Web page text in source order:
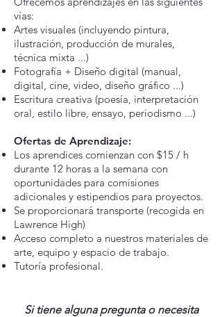
vías:
Artes visuales (incluyendo pintura,
ilustración, producción de murales,
técnica mixta ...)
Fotografía + Diseño digital (manual,
digital, cine, video, diseño gráfico ...)
Escritura creativa (poesía, interpretación
oral, estilo libre, ensayo, periodismo ...)
Ofertas de Aprendizaje:
Los aprendices comienzan con $15 / h
durante 12 horas a la semana con
oportunidades para comisiones
adicionales y estipendios para proyectos.
Se proporcionará transporte (recogida en
Lawrence High)
Acceso completo a nuestros materiales de
arte, equipo y espacio de trabajo.
Tutoría profesional.
Si tiene alguna pregunta o necesita